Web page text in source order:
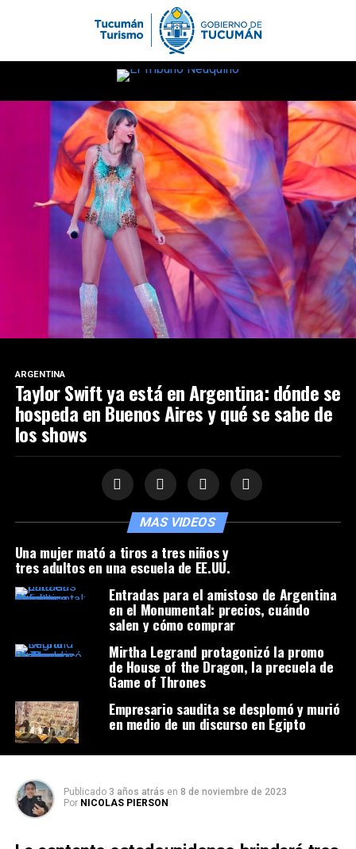
ARGENTINA
Taylor Swift ya está en Argentina: dónde se
hospeda en Buenos Aires y qué se sabe de
los shows
MAS VIDEOS
Una mujer mató a tiros a tres niños y
tres adultos en una escuela de EE.UU.
Entradas para el amistoso de Argentina
en el Monumental: precios, cuándo
salen y cómo comprar
Mirtha Legrand protagonizó la promo
de House of the Dragon, la precuela de
Game of Thrones
Empresario saudita se desplomó y murió
en medio de un discurso en Egipto
Publicado 3 años atrás en 8 de noviembre de 2023
Por NICOLAS PIERSON